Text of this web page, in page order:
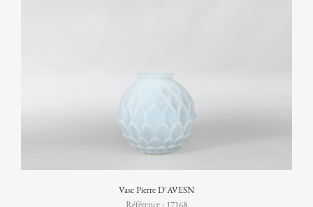
Vase Pierre D'AVESN